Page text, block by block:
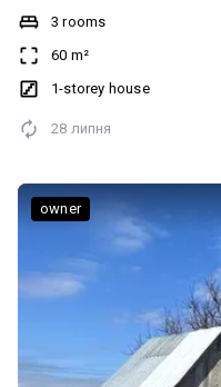
2 приміщення. Тиха
пошта. Школа в сусідньому селі.
Ремонт: Після
комунікацій
3 rooms
60 m²
1-storey house
28 липня
owner